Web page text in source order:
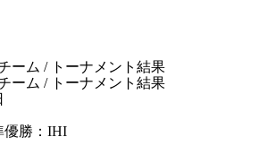
ーム / トーナメント結果
ーム / トーナメント結果
勝：IHI